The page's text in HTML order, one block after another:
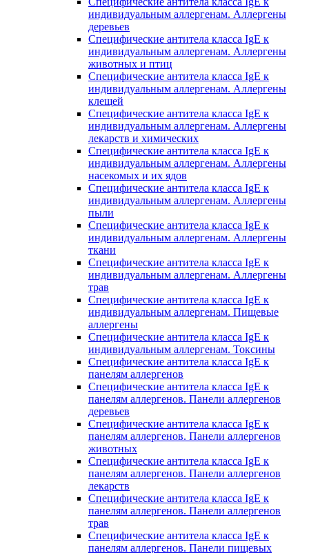
индивидуальным аллергенам. Аллергены
деревьев
Специфические антитела класса IgE к
индивидуальным аллергенам. Аллергены
животных и птиц
Специфические антитела класса IgE к
индивидуальным аллергенам. Аллергены
клещей
Специфические антитела класса IgE к
индивидуальным аллергенам. Аллергены
лекарств и химических
Специфические антитела класса IgE к
индивидуальным аллергенам. Аллергены
насекомых и их ядов
Специфические антитела класса IgE к
индивидуальным аллергенам. Аллергены
пыли
Специфические антитела класса IgE к
индивидуальным аллергенам. Аллергены
ткани
Специфические антитела класса IgE к
индивидуальным аллергенам. Аллергены
трав
Специфические антитела класса IgE к
индивидуальным аллергенам. Пищевые
аллергены
Специфические антитела класса IgE к
индивидуальным аллергенам. Токсины
Специфические антитела класса IgE к
панелям аллергенов
Специфические антитела класса IgE к
панелям аллергенов. Панели аллергенов
деревьев
Специфические антитела класса IgE к
панелям аллергенов. Панели аллергенов
животных
Специфические антитела класса IgE к
панелям аллергенов. Панели аллергенов
лекарств
Специфические антитела класса IgE к
панелям аллергенов. Панели аллергенов
трав
Специфические антитела класса IgE к
панелям аллергенов. Панели пищевых